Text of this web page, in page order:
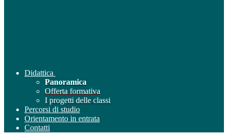
Didattica
Panoramica
Offerta formativa
I progetti delle classi
Percorsi di studio
Orientamento in entrata
Contatti